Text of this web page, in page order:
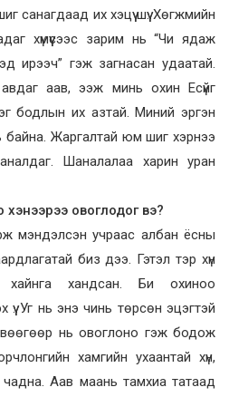
санагдаад их хэцүү шүү. Хөгжмийн
хүмүүсээс зарим нь “Чи ядаж
ирээч” гэж загнасан удаатай.
аав, ээж минь охин Есүйг
бодлын их азтай. Миний эргэн
Жаргалтай юм шиг хэрнээ
Шаналалаа харин уран
хэнээрээ овоглодог вэ?
мэндэлсэн учраас албан ёсны
биз дээ. Гэтэл тэр хүн
хайнга хандсан. Би охиноо
үү. Уг нь энэ чинь төрсөн эцэгтэй
нь овоглоно гэж бодож
хамгийн ухаантай хүн,
Аав маань тамхиа татаад